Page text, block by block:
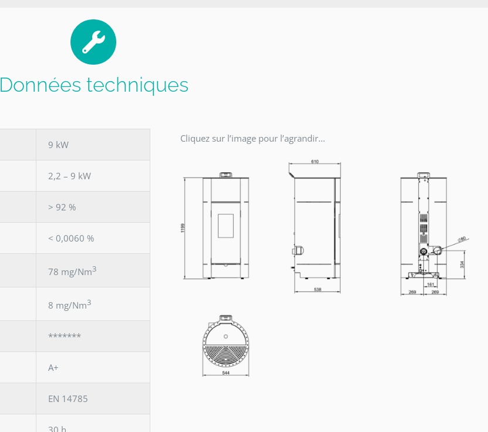
Données techniques
9 kW
2,2 – 9 kW
> 92 %
< 0,0060 %
78 mg/Nm3
8 mg/Nm3
*******
A+
EN 14785
30 h
Cliquez sur l’image pour l’agrandir…